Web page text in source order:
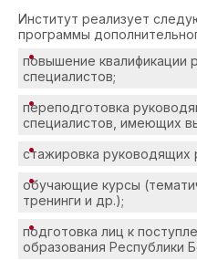
Институт реализует
программы
повышение квалификации
специалистов;
переподготовка
специалистов, имеющих
стажировка руководящих
обучающие курсы
тренинги и др.);
подготовка лиц к
образования Республики